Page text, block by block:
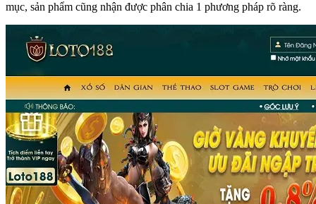
mục, sản phẩm cũng nhận được phân chia 1 phương pháp rõ ràng.